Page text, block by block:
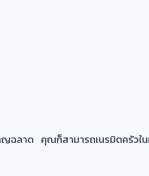
ฉลาด คุณก็สามารถเนรมิตครัวใ